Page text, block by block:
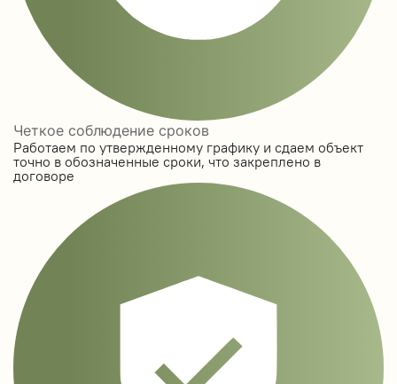
Четкое соблюдение сроков
Работаем по утвержденному графику и сдаем объект
точно в обозначенные сроки, что закреплено в
договоре